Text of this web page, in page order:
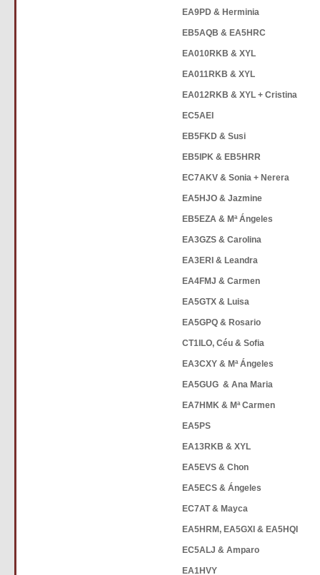
EA9PD & Herminia
EB5AQB & EA5HRC
EA010RKB & XYL
EA011RKB & XYL
EA012RKB & XYL + Cristina
EC5AEI
EB5FKD & Susi
EB5IPK & EB5HRR
EC7AKV & Sonia + Nerera
EA5HJO & Jazmine
EB5EZA & Mª Ángeles
EA3GZS & Carolina
EA3ERI & Leandra
EA4FMJ & Carmen
EA5GTX & Luisa
EA5GPQ & Rosario
CT1ILO, Céu & Sofia
EA3CXY & Mª Ángeles
EA5GUG & Ana Maria
EA7HMK & Mª Carmen
EA5PS
EA13RKB & XYL
EA5EVS & Chon
EA5ECS & Ángeles
EC7AT & Mayca
EA5HRM, EA5GXI & EA5HQI
EC5ALJ & Amparo
EA1HVY